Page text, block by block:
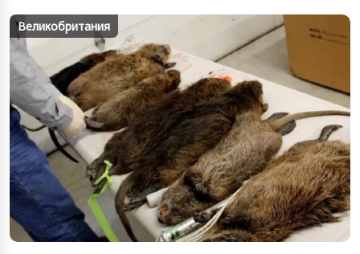
Великобритания